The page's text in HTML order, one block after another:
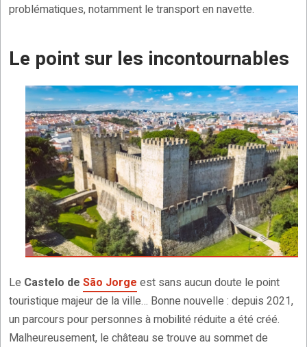
problématiques, notamment le transport en navette.
Le point sur les incontournables
Le Castelo de São Jorge est sans aucun doute le point
touristique majeur de la ville… Bonne nouvelle : depuis 2021,
un parcours pour personnes à mobilité réduite a été créé.
Malheureusement, le château se trouve au sommet de